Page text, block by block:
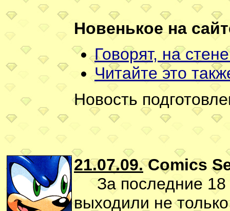
Новенькое на
Говорят, на
Читайте это
Новость
21.07.09. Comics
За последние 18
выходили не